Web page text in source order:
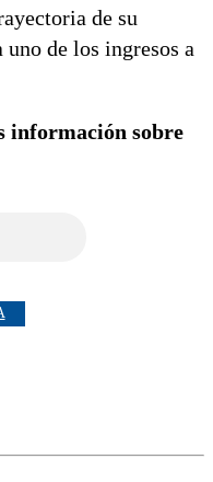
de su
de los ingresos a
información sobre